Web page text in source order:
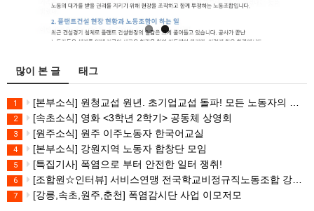
많이 본 글 태그
1 [본부소식] 원청교섭 원년. 초기업교섭 돌파! 모든 노동자의 노동기본권 쟁취! 민주노총 7.15 총파업대회
2 [속초소식] 영화 <3학년 2학기> 공동체 상영회
3 [원주소식] 원주 이주노동자 한국어교실
4 [본부소식] 강원지역 노동자 합창단 모임
5 [특집기사] 폭염으로 부터 안전한 일터 쟁취!
6 [조합원☆인터뷰] 서비스연맹 전국학교비정규직노동조합 강원지부 김유미 춘천지회장
7 [강릉,속초,원주,춘천] 폭염감시단 사업 이모저모